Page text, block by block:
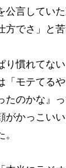
公言してい
方でさ」と苦
り慣れてな
「モテてる
たのかな』
がかっこい